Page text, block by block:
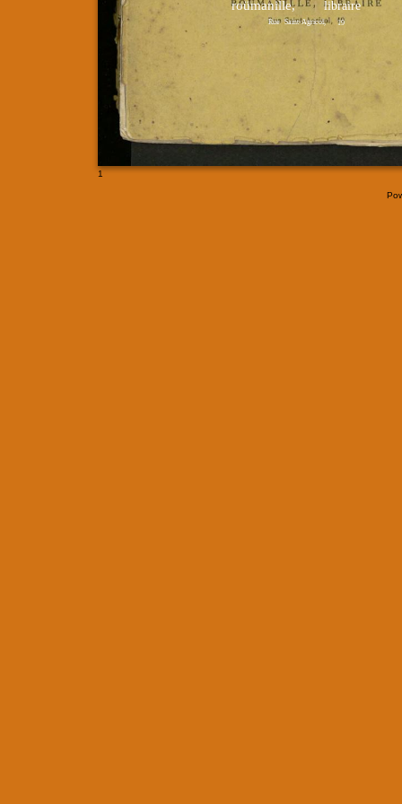
roümanille, libraire
Rue Saint-Agricol, 19
1